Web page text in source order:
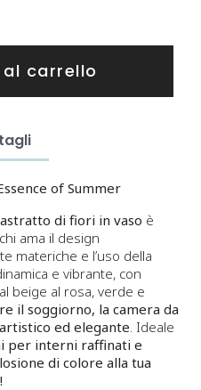
carrello
of Summer
di fiori in vaso è
ama il design
materiche e l’uso della
e vibrante, con
beige al rosa, verde e
il soggiorno, la camera da
ed elegante . Ideale
per interni raffinati e
di colore alla tua